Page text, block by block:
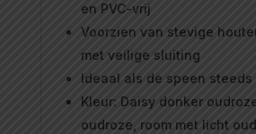
en PVC-vrij
Voorzien van stevige
met veilige sluiting
Ideaal als de speen
Kleur: Daisy donker
oudroze, room met licht